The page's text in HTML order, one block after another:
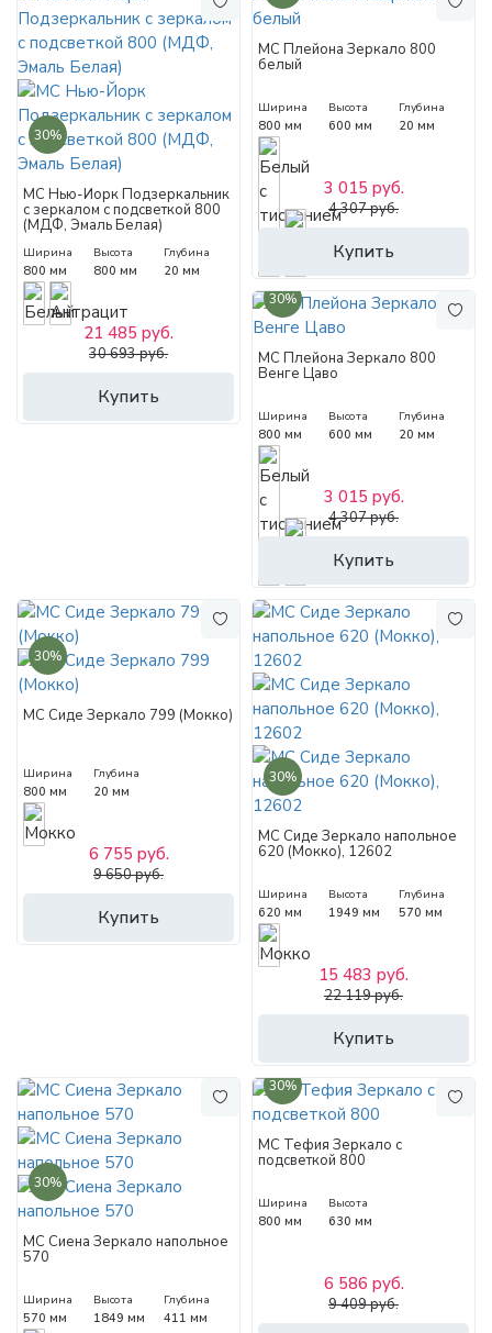
30%
МС Нью-Йорк Подзеркальник
с зеркалом с подсветкой 800
(МДФ, Эмаль Белая)
Ширина
800 мм
Высота
800 мм
Глубина
20 мм
Купить
21 485 руб.
30 693 руб.
МС Плейона Зеркало 800
белый
Ширина
800 мм
Высота
600 мм
Глубина
20 мм
Купить
3 015 руб.
4 307 руб.
30%
МС Плейона Зеркало 800
Венге Цаво
Ширина
800 мм
Высота
600 мм
Глубина
20 мм
Купить
3 015 руб.
4 307 руб.
30%
МС Сиде Зеркало 799 (Мокко)
Ширина
800 мм
Глубина
20 мм
Купить
6 755 руб.
9 650 руб.
30%
МС Сиде Зеркало напольное
620 (Мокко), 12602
Ширина
620 мм
Высота
1949 мм
Глубина
570 мм
Купить
15 483 руб.
22 119 руб.
30%
МС Сиена Зеркало напольное
570
Ширина
570 мм
Высота
1849 мм
Глубина
411 мм
30%
МС Тефия Зеркало с
подсветкой 800
Ширина
800 мм
Высота
630 мм
6 586 руб.
9 409 руб.